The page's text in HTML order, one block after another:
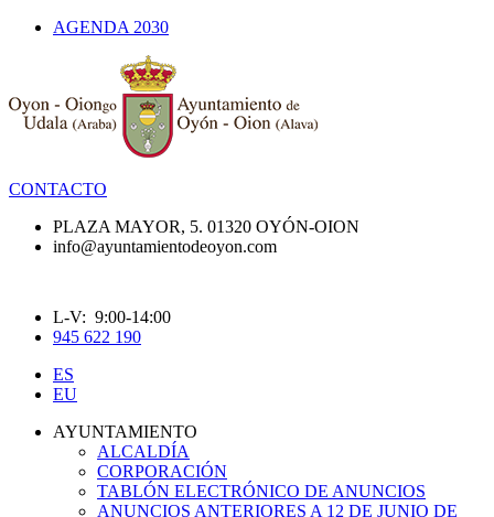
AGENDA 2030
CONTACTO
PLAZA MAYOR, 5. 01320 OYÓN-OION
info@ayuntamientodeoyon.com
L-V: 9:00-14:00
945 622 190
ES
EU
AYUNTAMIENTO
ALCALDÍA
CORPORACIÓN
TABLÓN ELECTRÓNICO DE ANUNCIOS
ANUNCIOS ANTERIORES A 12 DE JUNIO DE